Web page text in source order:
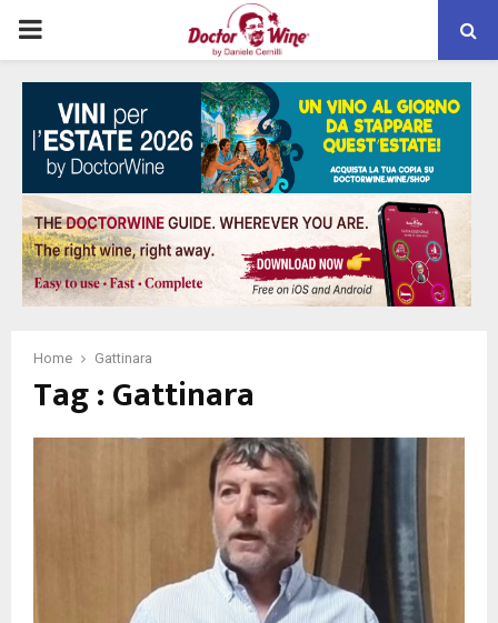
PRIMARY
MENU
Home Gattinara
Tag : Gattinara